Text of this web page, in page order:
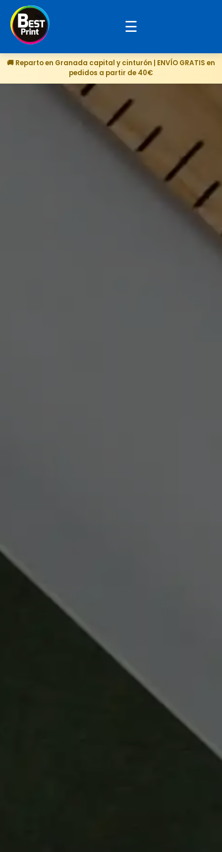
🚚 Reparto en Granada capital y cinturón | ENVÍO GRATIS en
pedidos a partir de 40€